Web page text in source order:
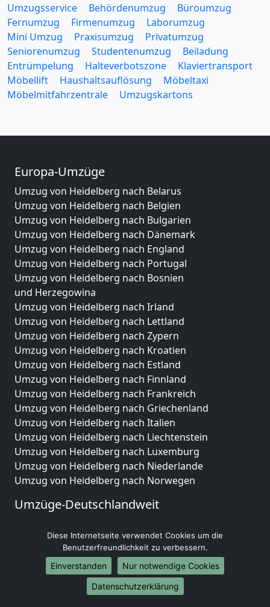
Umzugsservice Behördenumzug
Büroumzug
Fernumzug
Firmenumzug
Laborumzug
Mini Umzug
Praxisumzug
Privatumzug
Seniorenumzug
Studentenumzug
Beiladung
Entrümpelung
Halteverbotszone
Klaviertransport
Möbellift
Haushaltsauflösung
Möbeltaxi
Möbelmitfahrzentrale
Umzugskartons
Europa-Umzüge
Umzug von Heidelberg nach Belarus
Umzug von Heidelberg nach Belgien
Umzug von Heidelberg nach Bulgarien
Umzug von Heidelberg nach Dänemark
Umzug von Heidelberg nach England
Umzug von Heidelberg nach Portugal
Umzug von Heidelberg nach Bosnien
und Herzegowina
Umzug von Heidelberg nach Irland
Umzug von Heidelberg nach Lettland
Umzug von Heidelberg nach Zypern
Umzug von Heidelberg nach Kroatien
Umzug von Heidelberg nach Estland
Umzug von Heidelberg nach Finnland
Umzug von Heidelberg nach Frankreich
Umzug von Heidelberg nach Griechenland
Umzug von Heidelberg nach Italien
Umzug von Heidelberg nach Liechtenstein
Umzug von Heidelberg nach Luxemburg
Umzug von Heidelberg nach Niederlande
Umzug von Heidelberg nach Norwegen
Umzüge-Deutschlandweit
Umzug von Heidelberg nach Hamburg
Umzug von Heidelberg nach München
Umzug von Heidelberg nach Köln
Umzug von Heidelberg nach Frankfurt am Main
Umzug von Heidelberg nach Stuttgart
Diese Internetseite verwendet Cookies um die
Benutzerfreundlichkeit zu verbessern.
Einverstanden
Nur notwendige Cookies
Datenschutzerklärung